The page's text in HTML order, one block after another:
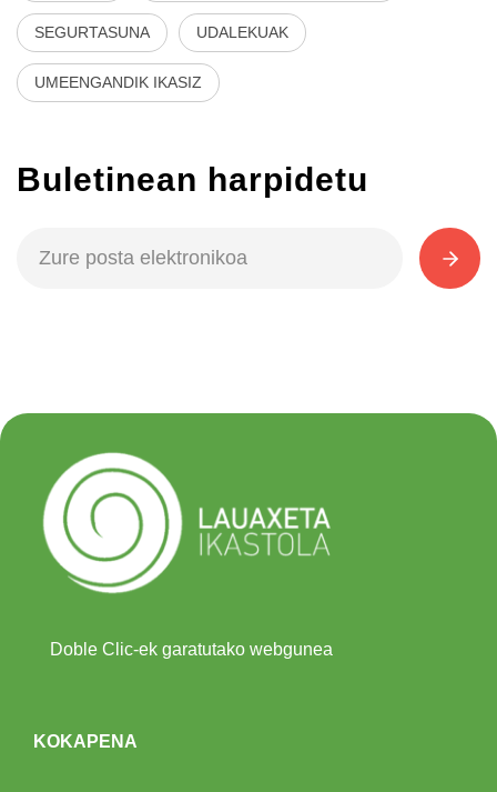
SEGURTASUNA UDALEKUAK
UMEENGANDIK IKASIZ
Buletinean harpidetu
Doble Clic-ek garatutako webgunea
KOKAPENA